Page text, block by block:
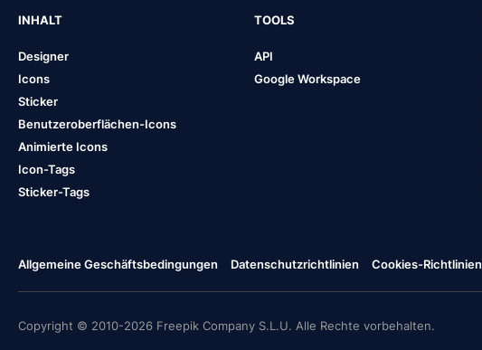
INHALT
Designer
Icons
Sticker
Benutzeroberflächen-Icons
Animierte Icons
Icon-Tags
Sticker-Tags
TOOLS
API
Google Workspace
Allgemeine Geschäftsbedingungen Datenschutzrichtlinien Cookies-Richtlinien
Copyright © 2010-2026 Freepik Company S.L.U. Alle Rechte vorbehalten.